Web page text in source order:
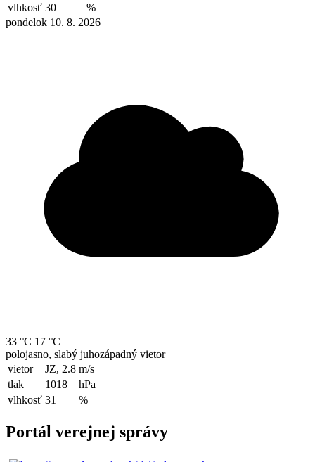
vlhkosť 30
%
pondelok 10. 8. 2026
33 °C 17 °C
polojasno, slabý juhozápadný vietor
vietor
JZ, 2.8 m/s
tlak
1018
hPa
vlhkosť 31 %
Portál verejnej správy